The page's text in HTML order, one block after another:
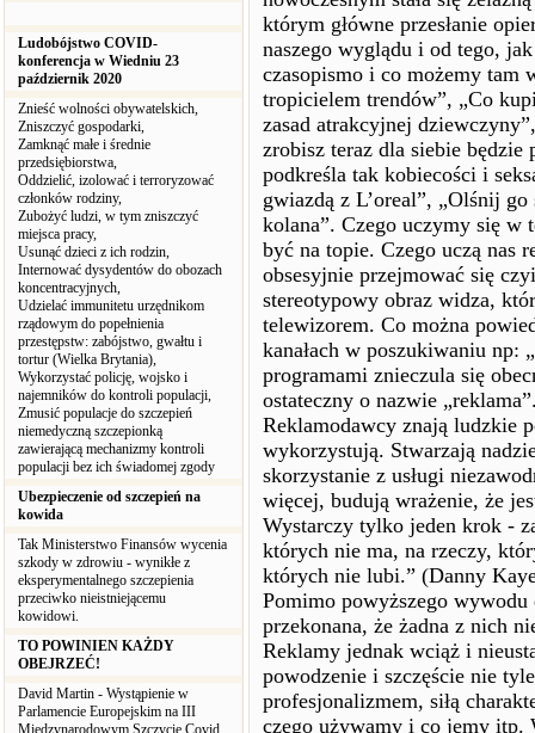
Ludobójstwo COVID-
konferencja w Wiedniu 23
październik 2020
Znieść wolności obywatelskich,
Zniszczyć gospodarki,
Zamknąć małe i średnie
przedsiębiorstwa,
Oddzielić, izolować i terroryzować
członków rodziny,
Zubożyć ludzi, w tym zniszczyć
miejsca pracy,
Usunąć dzieci z ich rodzin,
Internować dysydentów do obozach
koncentracyjnych,
Udzielać immunitetu urzędnikom
rządowym do popełnienia
przestępstw: zabójstwo, gwałtu i
tortur (Wielka Brytania),
Wykorzystać policję, wojsko i
najemników do kontroli populacji,
Zmusić populacje do szczepień
niemedyczną szczepionką
zawierającą mechanizmy kontroli
populacji bez ich świadomej zgody
Ubezpieczenie od szczepień na
kowida
Tak Ministerstwo Finansów wycenia
szkody w zdrowiu - wynikłe z
eksperymentalnego szczepienia
przeciwko nieistniejącemu
kowidowi.
TO POWINIEN KAŻDY
OBEJRZEĆ!
David Martin - Wystąpienie w
Parlamencie Europejskim na III
Międzynarodowym Szczycie Covid
którym główne przesłanie
naszego wyglądu i od tego,
czasopismo i co możemy tam
tropicielem trendów”, „Co
zasad atrakcyjnej
zrobisz teraz dla siebie będzie
podkreśla tak kobiecości i
gwiazdą z L’oreal”, „Olśnij
kolana”. Czego uczymy się w
być na topie. Czego uczą nas
obsesyjnie przejmować się
stereotypowy obraz widza,
telewizorem. Co można
kanałach w poszukiwaniu np:
programami znieczula się
ostateczny o nazwie
Reklamodawcy znają ludzkie
wykorzystują. Stwarzają
skorzystanie z usługi
więcej, budują wrażenie, że
Wystarczy tylko jeden krok -
których nie ma, na rzeczy,
których nie lubi.” (Danny
Pomimo powyższego
przekonana, że żadna z nich
Reklamy jednak wciąż i
powodzenie i szczęście nie
profesjonalizmem, siłą
czego używamy i co jemy itp.